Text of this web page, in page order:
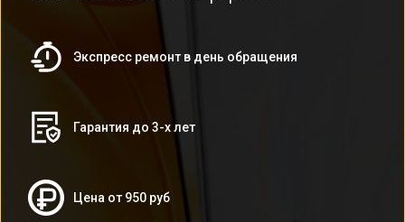
Экспресс ремонт в день обращения
Гарантия до 3-х лет
Цена от 950 руб